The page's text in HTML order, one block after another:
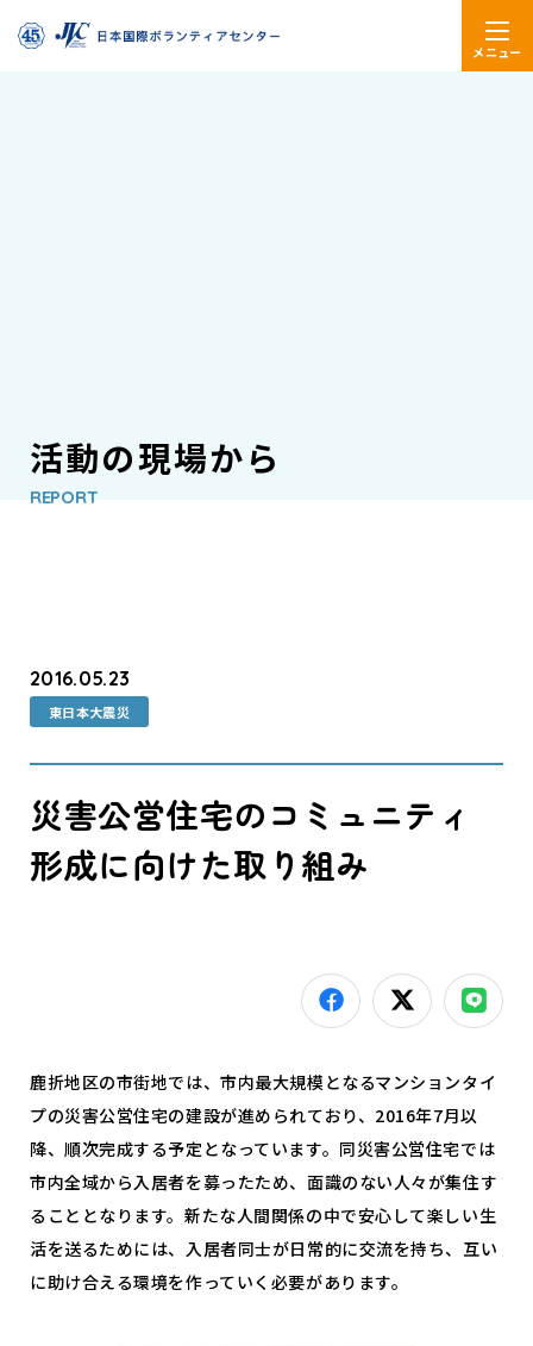
メニュー
活動の現場から
REPORT
2016.05.23
東日本大震災
災害公営住宅のコミュニティ
形成に向けた取り組み
鹿折地区の市街地では、市内最大規模となるマンションタイ
プの災害公営住宅の建設が進められており、2016年7月以
降、順次完成する予定となっています。同災害公営住宅では
市内全域から入居者を募ったため、面識のない人々が集住す
ることとなります。新たな人間関係の中で安心して楽しい生
活を送るためには、入居者同士が日常的に交流を持ち、互い
に助け合える環境を作っていく必要があります。